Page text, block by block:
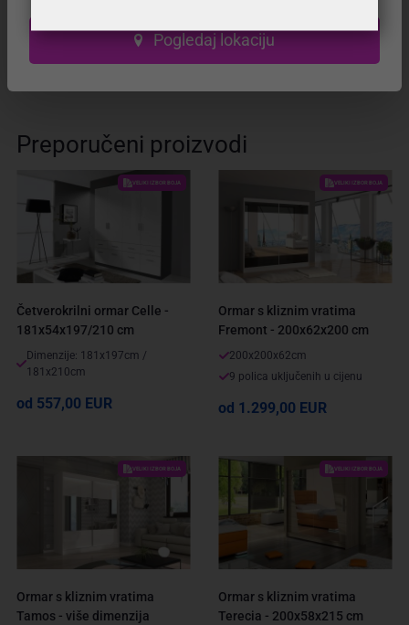
Preporučeni proizvodi
VELIKI IZBOR BOJA
Četverokrilni ormar Celle -
181x54x197/210 cm
Dimenzije: 181x197cm /
181x210cm
od 557,00 EUR
VELIKI IZBOR BOJA
Ormar s kliznim vratima
Fremont - 200x62x200 cm
200x200x62cm
9 polica uključenih u cijenu
od 1.299,00 EUR
VELIKI IZBOR BOJA
Ormar s kliznim vratima
Tamos - više dimenzija
VELIKI IZBOR BOJA
Ormar s kliznim vratima
Terecia - 200x58x215 cm
Pogledaj lokaciju